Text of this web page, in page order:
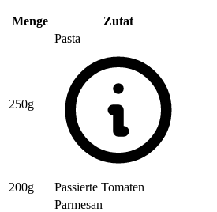
Menge Zutat
250g
Pasta
200g Passierte Tomaten
Parmesan